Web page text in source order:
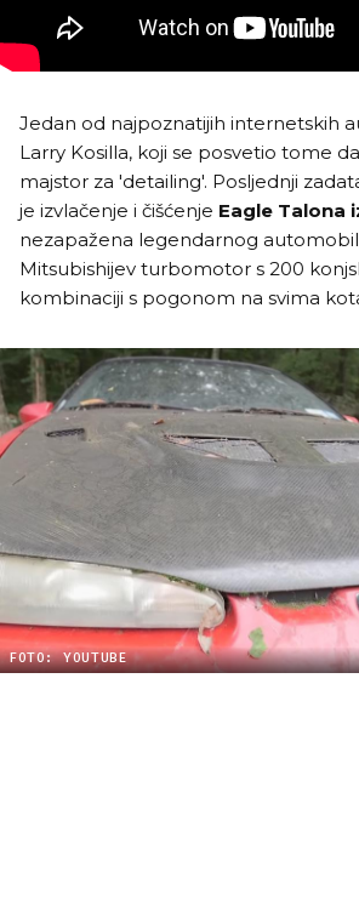
Jedan od najpoznatijih internetskih
Larry Kosilla, koji se posvetio tome
majstor za 'detailing'. Posljednji
je izvlačenje i čišćenje Eagle Talona
nezapažena legendarnog
Mitsubishijev turbomotor s 200
kombinaciji s pogonom na svima
FOTO: YOUTUBE